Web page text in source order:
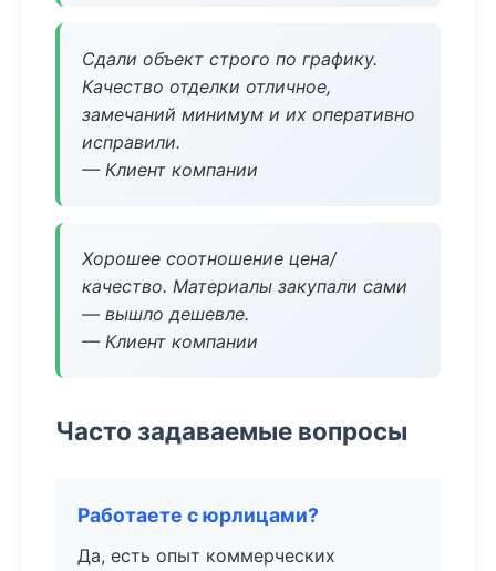
Сдали объект строго по графику.
Качество отделки отличное,
замечаний минимум и их оперативно
исправили.
— Клиент компании
Хорошее соотношение цена/
качество. Материалы закупали сами
— вышло дешевле.
— Клиент компании
Часто задаваемые вопросы
Работаете с юрлицами?
Да, есть опыт коммерческих